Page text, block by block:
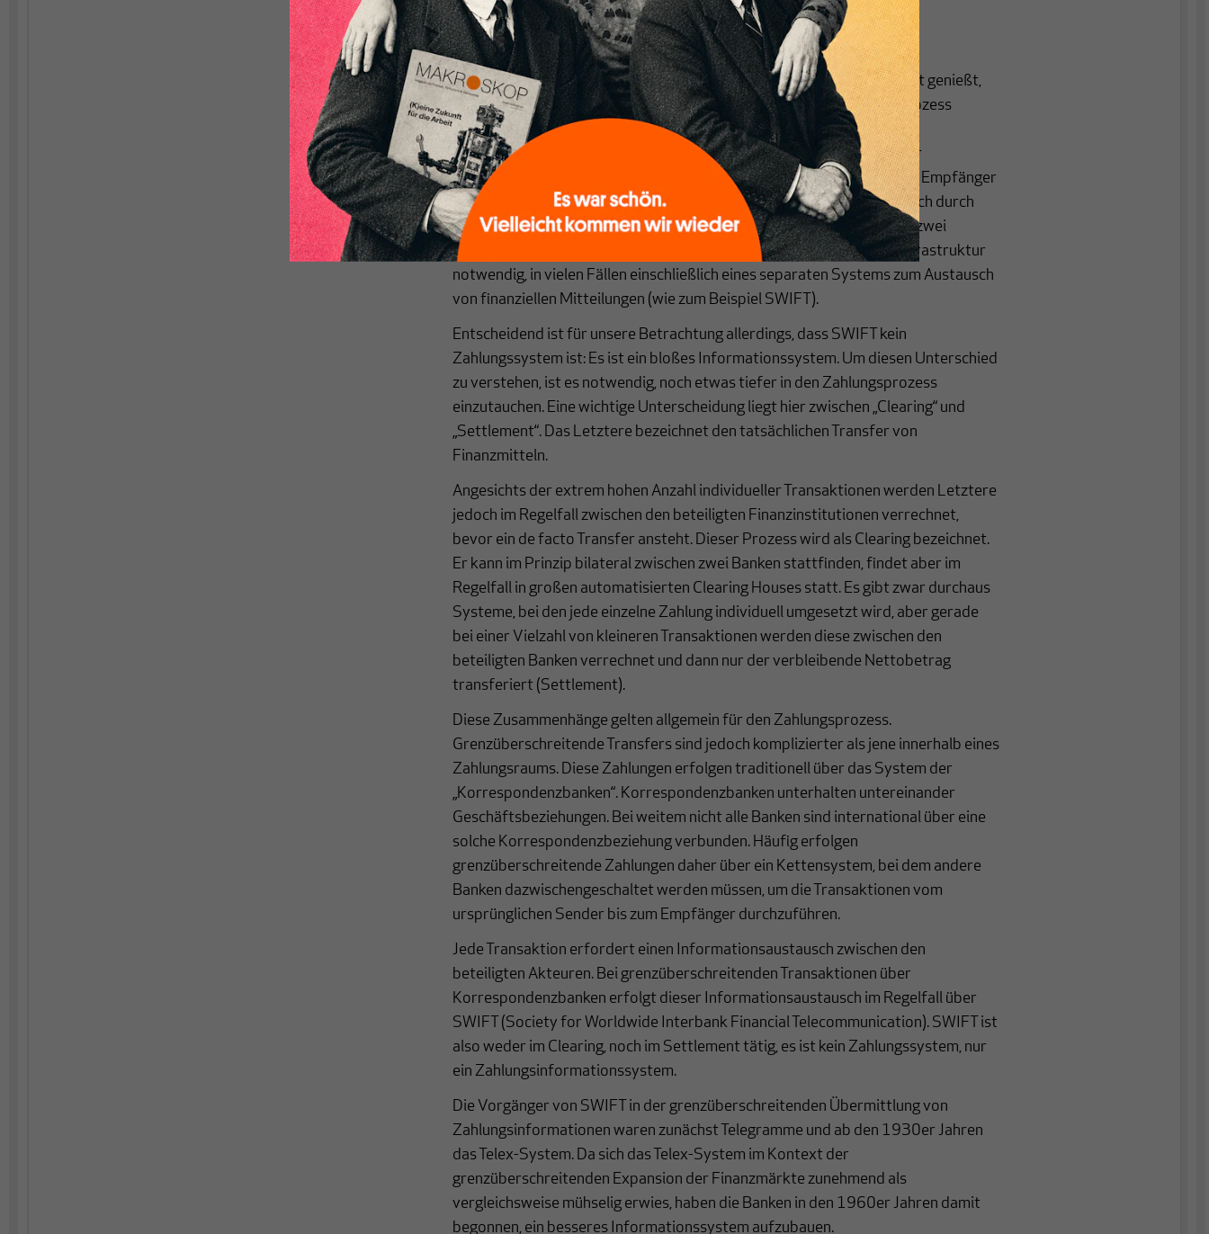
ursprünglichen Sanktionen der amerikanischen Regierung.
Wie funktioniert SWIFT?
Um zu verstehen, warum SWIFT trotzdem eine solche Aufmerksamkeit genießt,
müssen wir zunächst den Zahlungsprozess verstehen. Ein Zahlungsprozess
besteht aus einer Reihe von elektronischen Botschaften zwischen
Finanzinstitutionen, die zwischen dem Sender und dem Empfänger der
Finanztransaktion vermitteln. Am einfachsten ist es, wenn Sender und Empfänger
ein Konto bei derselben Bank haben, dann kann die Überweisung einfach durch
einen Eintrag in der Buchhaltung dieser Bank erledigt werden. Sobald zwei
verschiedene Finanzinstitutionen involviert sind, wird eine Art von Infrastruktur
notwendig, in vielen Fällen einschließlich eines separaten Systems zum Austausch
von finanziellen Mitteilungen (wie zum Beispiel SWIFT).
Entscheidend ist für unsere Betrachtung allerdings, dass SWIFT kein
Zahlungssystem ist: Es ist ein bloßes Informationssystem. Um diesen Unterschied
zu verstehen, ist es notwendig, noch etwas tiefer in den Zahlungsprozess
einzutauchen. Eine wichtige Unterscheidung liegt hier zwischen „Clearing“ und
„Settlement“. Das Letztere bezeichnet den tatsächlichen Transfer von
Finanzmitteln.
Angesichts der extrem hohen Anzahl individueller Transaktionen werden Letztere
jedoch im Regelfall zwischen den beteiligten Finanzinstitutionen verrechnet,
bevor ein de facto Transfer ansteht. Dieser Prozess wird als Clearing bezeichnet.
Er kann im Prinzip bilateral zwischen zwei Banken stattfinden, findet aber im
Regelfall in großen automatisierten Clearing Houses statt. Es gibt zwar durchaus
Systeme, bei den jede einzelne Zahlung individuell umgesetzt wird, aber gerade
bei einer Vielzahl von kleineren Transaktionen werden diese zwischen den
beteiligten Banken verrechnet und dann nur der verbleibende Nettobetrag
transferiert (Settlement).
Diese Zusammenhänge gelten allgemein für den Zahlungsprozess.
Grenzüberschreitende Transfers sind jedoch komplizierter als jene innerhalb eines
Zahlungsraums. Diese Zahlungen erfolgen traditionell über das System der
„Korrespondenzbanken“. Korrespondenzbanken unterhalten untereinander
Geschäftsbeziehungen. Bei weitem nicht alle Banken sind international über eine
solche Korrespondenzbeziehung verbunden. Häufig erfolgen
grenzüberschreitende Zahlungen daher über ein Kettensystem, bei dem andere
Banken dazwischengeschaltet werden müssen, um die Transaktionen vom
ursprünglichen Sender bis zum Empfänger durchzuführen.
Jede Transaktion erfordert einen Informationsaustausch zwischen den
beteiligten Akteuren. Bei grenzüberschreitenden Transaktionen über
Korrespondenzbanken erfolgt dieser Informationsaustausch im Regelfall über
SWIFT (Society for Worldwide Interbank Financial Telecommunication). SWIFT ist
also weder im Clearing, noch im Settlement tätig, es ist kein Zahlungssystem, nur
ein Zahlungsinformationssystem.
Die Vorgänger von SWIFT in der grenzüberschreitenden Übermittlung von
Zahlungsinformationen waren zunächst Telegramme und ab den 1930er Jahren
das Telex-System. Da sich das Telex-System im Kontext der
grenzüberschreitenden Expansion der Finanzmärkte zunehmend als
vergleichsweise mühselig erwies, haben die Banken in den 1960er Jahren damit
begonnen, ein besseres Informationssystem aufzubauen.